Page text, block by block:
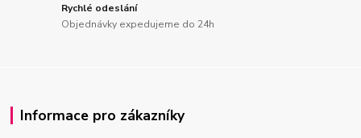
Rychlé odeslání
Objednávky expedujeme do 24h
Informace pro zákazníky